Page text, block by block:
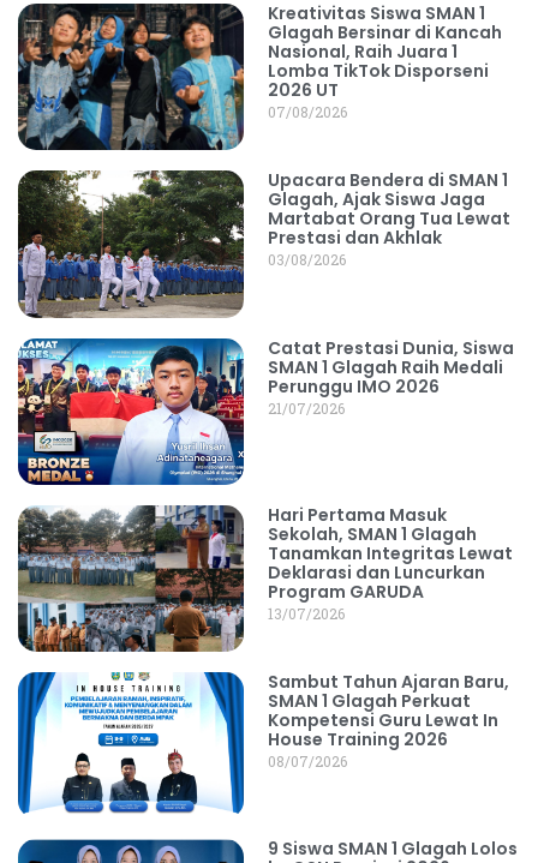
Kreativitas Siswa SMAN 1
Glagah Bersinar di Kancah
Nasional, Raih Juara 1
Lomba TikTok Disporseni
2026 UT
07/08/2026
Upacara Bendera di SMAN 1
Glagah, Ajak Siswa Jaga
Martabat Orang Tua Lewat
Prestasi dan Akhlak
03/08/2026
Catat Prestasi Dunia, Siswa
SMAN 1 Glagah Raih Medali
Perunggu IMO 2026
21/07/2026
Hari Pertama Masuk
Sekolah, SMAN 1 Glagah
Tanamkan Integritas Lewat
Deklarasi dan Luncurkan
Program GARUDA
13/07/2026
Sambut Tahun Ajaran Baru,
SMAN 1 Glagah Perkuat
Kompetensi Guru Lewat In
House Training 2026
08/07/2026
9 Siswa SMAN 1 Glagah Lolos